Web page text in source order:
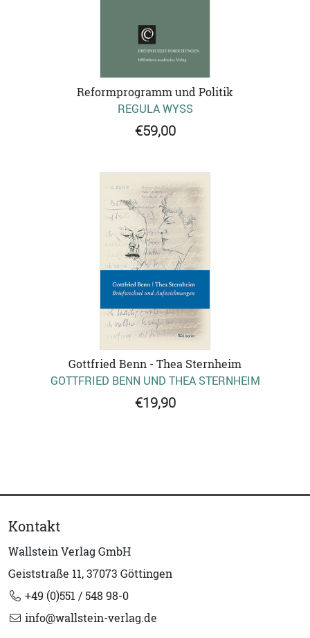
Reformprogramm und Politik
REGULA WYSS
€59,00
Gottfried Benn - Thea Sternheim
GOTTFRIED BENN UND THEA STERNHEIM
€19,90
Kontakt
Wallstein Verlag GmbH
Geiststraße 11, 37073 Göttingen
+49 (0)551 / 548 98-0
info@wallstein-verlag.de